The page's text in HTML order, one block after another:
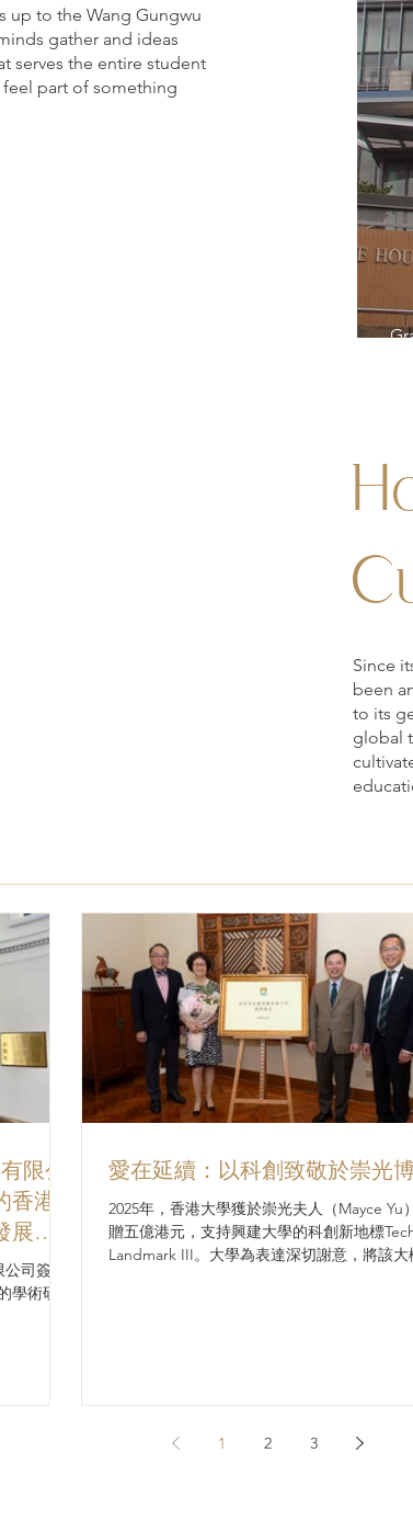
Since
been
to its
global
up to the Wang Gungwu
gather and ideas
serves the entire student
part of something
限公
香港
與
司簽署
學術研
愛在延續：以科創致敬於崇光
2025年，香港大學獲於崇光夫人（Mayce Yu
贈五億港元，支持興建大學的科創新地標
Landmark III。大學為表達深切謝意，將該大
衷感謝於崇光夫人延續丈夫的愛心與善舉。
1 2 3